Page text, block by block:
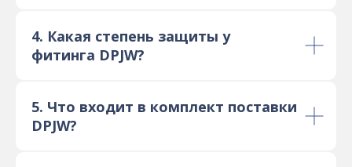
4. Какая степень защиты у
фитинга DPJW?
5. Что входит в комплект поставки
DPJW?